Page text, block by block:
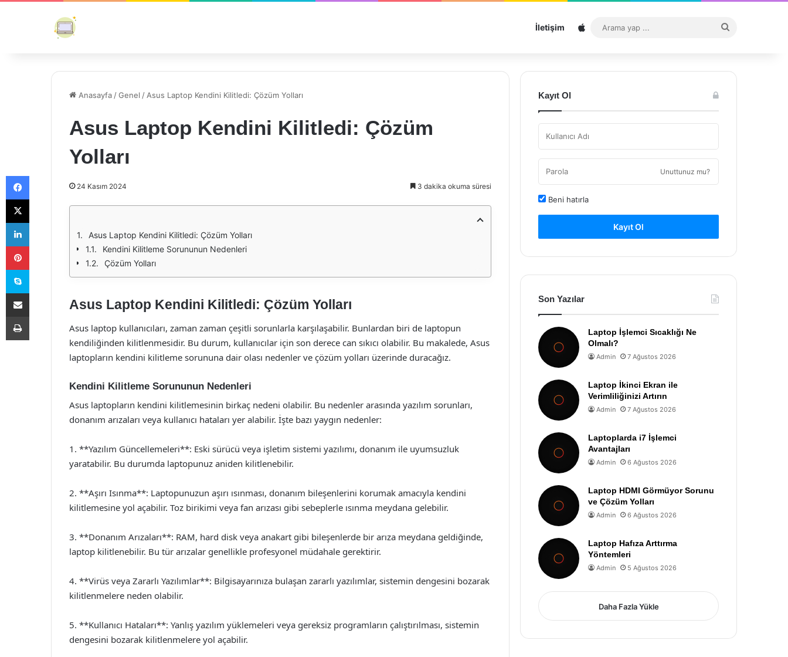
İletişim Sitemap
...
Anasayfa /Genel / Asus Laptop Kendini Kilitledi: Çözüm Yolları
Asus Laptop Kendini Kilitledi: Çözüm
Yolları
24 Kasım 2024 3 dakika okuma süresi
Asus Laptop Kendini Kilitledi: Çözüm Yolları
Kendini Kilitleme Sorununun Nedenleri
Çözüm Yolları
Asus Laptop Kendini Kilitledi: Çözüm Yolları
Asus laptop kullanıcıları, zaman zaman çeşitli sorunlarla karşılaşabilir. Bunlardan biri de laptopun
kendiliğinden kilitlenmesidir. Bu durum, kullanıcılar için son derece can sıkıcı olabilir. Bu makalede, Asus
laptopların kendini kilitleme sorununa dair olası nedenler ve çözüm yolları üzerinde duracağız.
Kendini Kilitleme Sorununun Nedenleri
Asus laptopların kendini kilitlemesinin birkaç nedeni olabilir. Bu nedenler arasında yazılım sorunları,
donanım arızaları veya kullanıcı hataları yer alabilir. İşte bazı yaygın nedenler:
1. **Yazılım Güncellemeleri**: Eski sürücü veya işletim sistemi yazılımı, donanım ile uyumsuzluk
yaratabilir. Bu durumda laptopunuz aniden kilitlenebilir.
2. **Aşırı Isınma**: Laptopunuzun aşırı ısınması, donanım bileşenlerini korumak amacıyla kendini
kilitlemesine yol açabilir. Toz birikimi veya fan arızası gibi sebeplerle ısınma meydana gelebilir.
3. **Donanım Arızaları**: RAM, hard disk veya anakart gibi bileşenlerde bir arıza meydana geldiğinde,
laptop kilitlenebilir. Bu tür arızalar genellikle profesyonel müdahale gerektirir.
4. **Virüs veya Zararlı Yazılımlar**: Bilgisayarınıza bulaşan zararlı yazılımlar, sistemin dengesini bozarak
kilitlenmelere neden olabilir.
5. **Kullanıcı Hataları**: Yanlış yazılım yüklemeleri veya gereksiz programların çalıştırılması, sistemin
dengesini bozarak kilitlenmelere yol açabilir.
Kayıt Ol
Unuttunuz mu?
Beni hatırla
Kayıt Ol
Son Yazılar
Laptop İşlemci Sıcaklığı Ne
Olmalı?
Admin 7 Ağustos 2026
Laptop İkinci Ekran ile
Verimliliğinizi Artırın
Admin 7 Ağustos 2026
Laptoplarda i7 İşlemci
Avantajları
Admin 6 Ağustos 2026
Laptop HDMI Görmüyor Sorunu
ve Çözüm Yolları
Admin 6 Ağustos 2026
Laptop Hafıza Arttırma
Yöntemleri
Admin 5 Ağustos 2026
Daha Fazla Yükle
Facebook
X
LinkedIn
Pinterest
Skype
E-Posta ile paylaş